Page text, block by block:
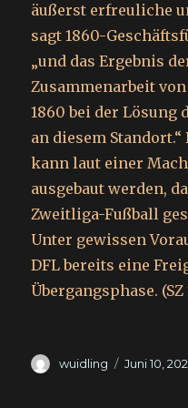
äußerst erfreuliche
sagt 1860-
„und das Ergebnis
Zusammenarbeit
1860 bei der Lösung
an diesem
kann laut einer
ausgebaut werden,
Zweitliga-Fußball
Unter gewissen
DFL bereits eine
Übergangsphase. (SZ
Autor
wuidling Juni 10,